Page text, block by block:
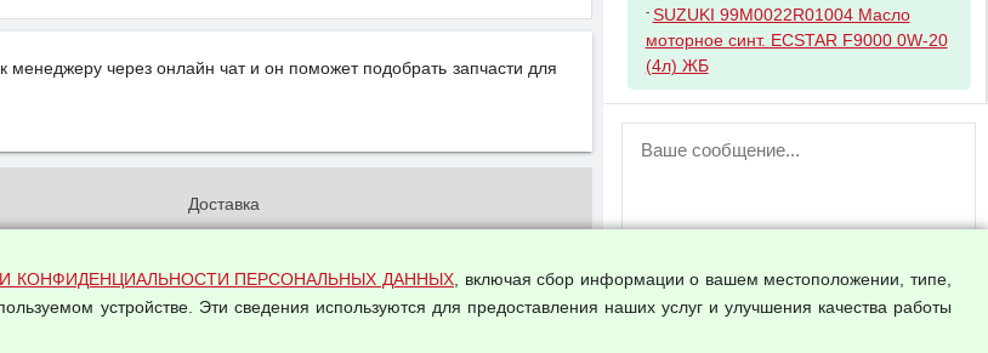
через онлайн чат и он поможет подобрать запчасти для
Доставка
Оплата и возвраты
Арендодателям
КОНФИДЕНЦИАЛЬНОСТИ ПЕРСОНАЛЬНЫХ ДАННЫХ, включая сбор информации о вашем местоположении, типе,
устройстве. Эти сведения используются для предоставления наших услуг и улучшения качества работы
- SUZUKI 99M0022R01004 Масло
моторное синт. ECSTAR F9000 0W-20
(4л) ЖБ
ВНИМАНИЕ!
пользователей временно отключена!
аккаунт.